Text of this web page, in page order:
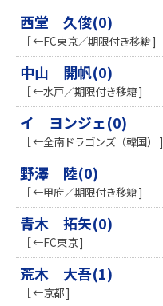
西堂 久俊(0)
［ ←FC東京／期限付き移籍 ]
中山 開帆(0)
［ ←水戸／期限付き移籍 ]
イ ヨンジェ(0)
［ ←全南ドラゴンズ（韓国） ]
野澤 陸(0)
［ ←甲府／期限付き移籍 ]
青木 拓矢(0)
［ ←FC東京 ]
荒木 大吾(1)
［ ←京都 ]